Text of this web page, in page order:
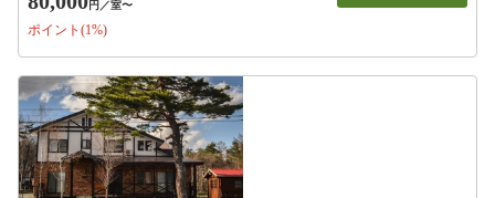
円 ／室〜
ポイント(1%)